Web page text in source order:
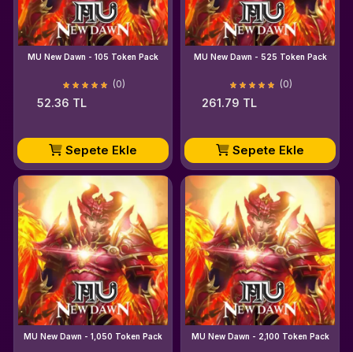
MU New Dawn - 105 Token Pack
(0)
52.36 TL
Sepete Ekle
MU New Dawn - 525 Token Pack
(0)
261.79 TL
Sepete Ekle
MU New Dawn - 1,050 Token Pack MU New Dawn - 2,100 Token Pack